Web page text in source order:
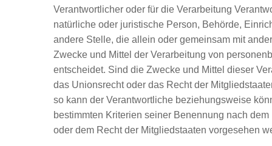
Verantwortlicher oder für die Verarbeitung
natürliche oder juristische Person, Behörde,
andere Stelle, die allein oder gemeinsam mit
Zwecke und Mittel der Verarbeitung von
entscheidet. Sind die Zwecke und Mittel dieser
das Unionsrecht oder das Recht der
so kann der Verantwortliche beziehungsweise
bestimmten Kriterien seiner Benennung nach
oder dem Recht der Mitgliedstaaten vorgesehen